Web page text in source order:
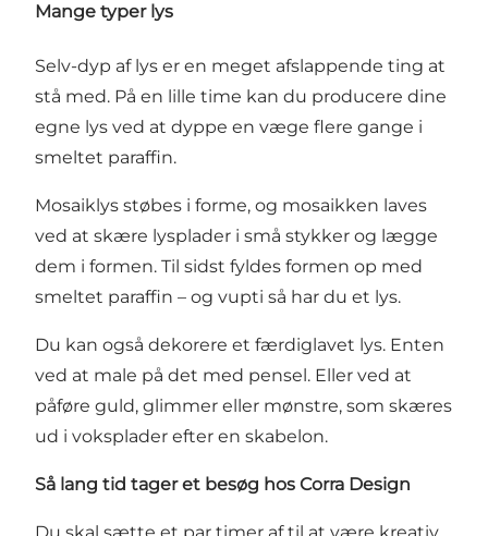
Mange typer lys
Selv-dyp af lys er en meget afslappende ting at
stå med. På en lille time kan du producere dine
egne lys ved at dyppe en væge flere gange i
smeltet paraffin.
Mosaiklys støbes i forme, og mosaikken laves
ved at skære lysplader i små stykker og lægge
dem i formen. Til sidst fyldes formen op med
smeltet paraffin – og vupti så har du et lys.
Du kan også dekorere et færdiglavet lys. Enten
ved at male på det med pensel. Eller ved at
påføre guld, glimmer eller mønstre, som skæres
ud i voksplader efter en skabelon.
Så lang tid tager et besøg hos Corra Design